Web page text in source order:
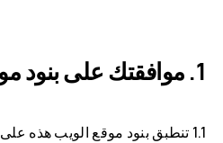
موافقتك على بنود
1.1 تنطبق بنود موقع الويب هذه